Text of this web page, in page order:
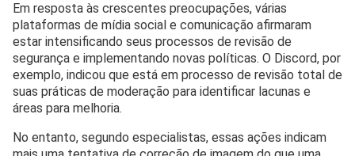
Em resposta às crescentes preocupações, várias
plataformas de mídia social e comunicação afirmaram
estar intensificando seus processos de revisão de
segurança e implementando novas políticas. O Discord, por
exemplo, indicou que está em processo de revisão total de
suas práticas de moderação para identificar lacunas e
áreas para melhoria.
No entanto, segundo especialistas, essas ações indicam